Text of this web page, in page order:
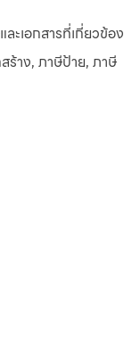
ะเอกสารที่เกี่ยวข้อง
าง, ภาษีป้าย, ภาษี